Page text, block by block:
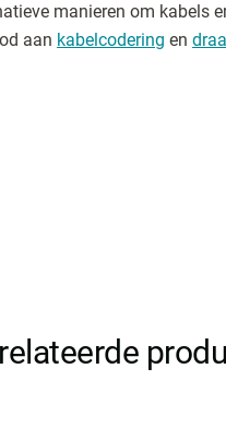
manieren om kabels
aan kabelcodering en